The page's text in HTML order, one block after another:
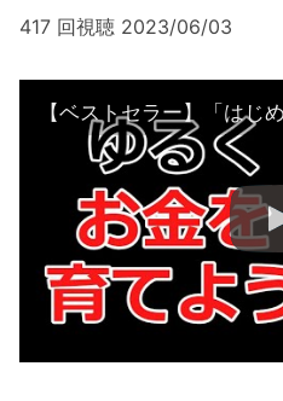
417 回視聴 2023/06/03